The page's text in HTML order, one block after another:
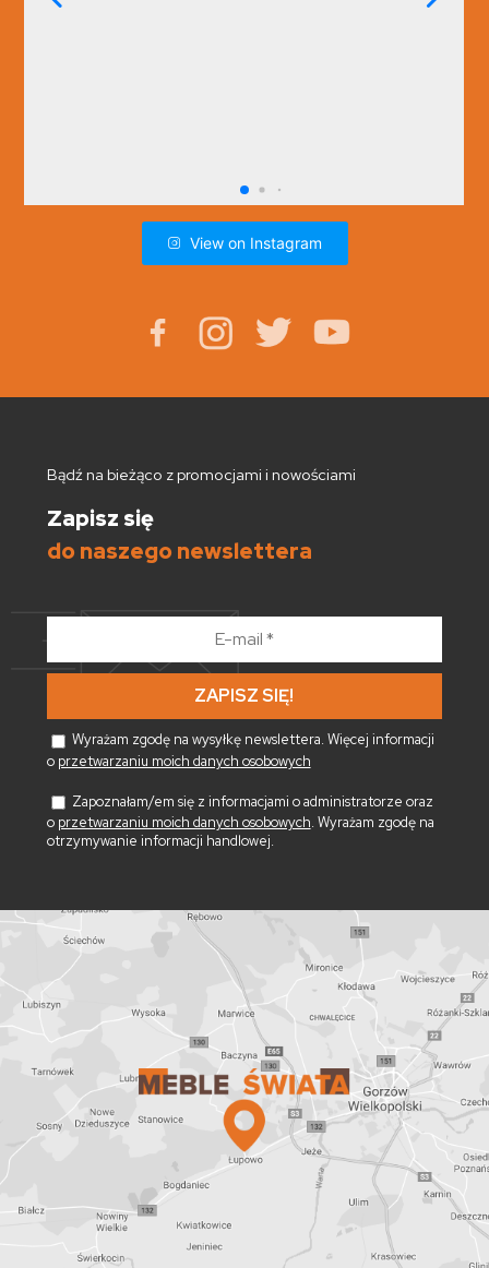
View on Instagram
Bądź na bieżąco z promocjami i nowościami
Zapisz się
do naszego newslettera
*
Wyrażam zgodę na wysyłkę newslettera. Więcej informacji
o przetwarzaniu moich danych osobowych
Zapoznałam/em się z informacjami o administratorze oraz
o przetwarzaniu moich danych osobowych. Wyrażam zgodę na
otrzymywanie informacji handlowej.